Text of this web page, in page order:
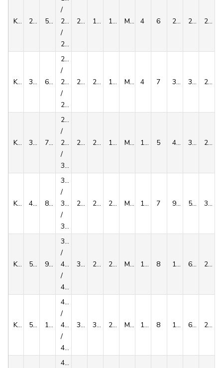
KLPP024 24 50
/
20
/
21
23 19.5 14 M5x18 4 6 216/265/314 23/27/30 272
KLPP030 30 60
24
/
25
/
26
25 21.5 16 M5x18 4 7 372/421/461 31/34/36 221
KLPP036 36 72
26
/
28
/
30
27.5 23.5 18 M6x20 12 5 471/550/713 36,3/39,3/47,5 292
KLPP044 44 80
32
/
35
/
36
29.5 25.5 20 M6x20 12 7 925/1175/1275 57,8/67,1/70,8 301
KLPP050 50 90
38
/
40
/
42
31.5 27.5 22 M6x25 12 8 1313/1638/1925 69,1/81,9/91,7 275
KLPP055 55 100
42
/
45
/
48
34.5 30.5 23 M6x25 12 8 1450/1900/2350 69/84,4/97,9 239
48